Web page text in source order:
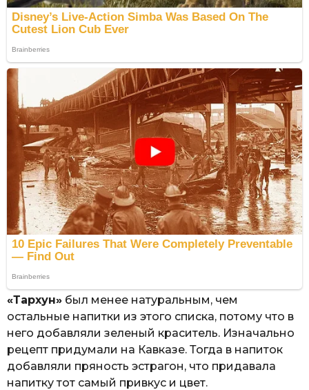
«Тархун» был менее натуральным, чем
остальные напитки из этого списка, потому что в
него добавляли зеленый краситель. Изначально
рецепт придумали на Кавказе. Тогда в напиток
добавляли пряность эстрагон, что придавала
напитку тот самый привкус и цвет.